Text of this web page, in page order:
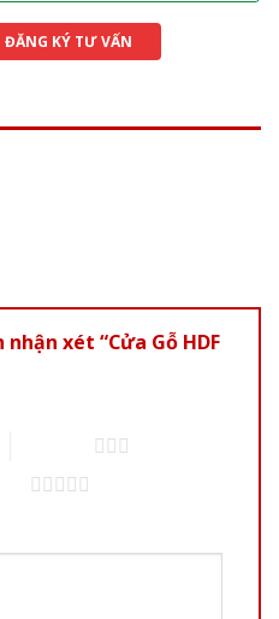
ĐĂNG KÝ TƯ VẤN
xét “Cửa Gỗ HDF